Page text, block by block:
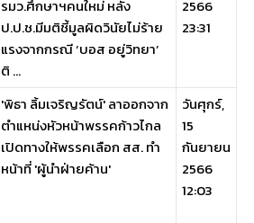
รมว.ศึกษาฯคนใหม่ หลัง
ป.ป.ช.มีมติชี้มูลผิดวินัยไม่ร้าย
แรงจากกรณี ‘บอส อยู่วิทยา’
ติ ...
2566
23:31
'พิธา ลิ้มเจริญรัตน์' ลาออกจาก
ตำแหน่งหัวหน้าพรรคก้าวไกล
เปิดทางให้พรรคเลือก สส. ทำ
หน้าที่ 'ผู้นำฝ่ายค้าน'
วันศุกร์,
15
กันยายน
2566
12:03